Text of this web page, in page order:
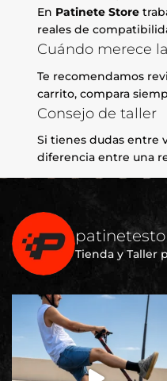
En Patinete Store
reales de
Cuándo merece
Te recomendamos
carrito, compara
Consejo de taller
Si tienes dudas entre
diferencia entre una
Tienda y Taller